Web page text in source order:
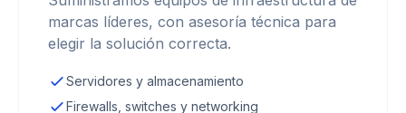
marcas líderes, con asesoría técnica para
elegir la solución correcta.
Servidores y almacenamiento
Firewalls, switches y networking